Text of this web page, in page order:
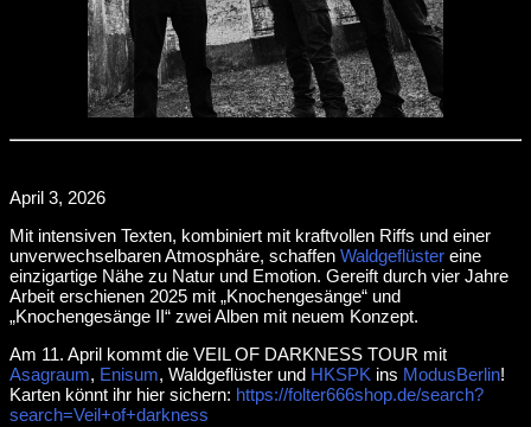
April 3, 2026
Mit intensiven Texten, kombiniert mit kraftvollen Riffs und einer
unverwechselbaren Atmosphäre, schaffen Waldgeflüster eine
einzigartige Nähe zu Natur und Emotion. Gereift durch vier Jahre
Arbeit erschienen 2025 mit „Knochengesänge“ und
„Knochengesänge II“ zwei Alben mit neuem Konzept.
Am 11. April kommt die VEIL OF DARKNESS TOUR mit
Asagraum, Enisum, Waldgeflüster und HKSPK ins ModusBerlin!
Karten könnt ihr hier sichern: https://folter666shop.de/search?
search=Veil+of+darkness